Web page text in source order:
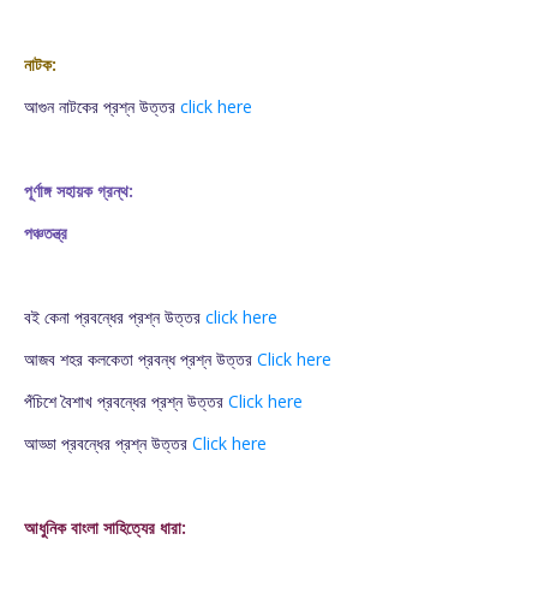
নাটক:
আগুন নাটকের প্রশ্ন উত্তর click here
পূর্ণাঙ্গ সহায়ক গ্রন্থ:
পঞ্চতন্ত্র
বই কেনা প্রবন্ধের প্রশ্ন উত্তর click here
আজব শহর কলকেতা প্রবন্ধ প্রশ্ন উত্তর Click here
পঁচিশে বৈশাখ প্রবন্ধের প্রশ্ন উত্তর Click here
আড্ডা প্রবন্ধের প্রশ্ন উত্তর Click here
আধুনিক বাংলা সাহিত্যের ধারা: